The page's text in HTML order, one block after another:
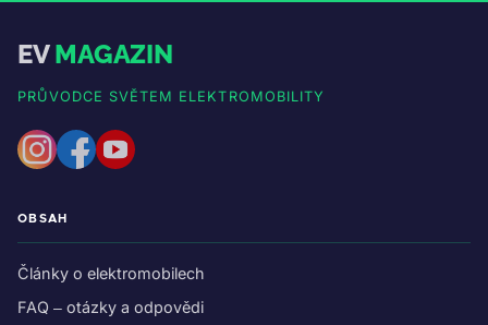
EVMAGAZIN
PRŮVODCE SVĚTEM ELEKTROMOBILITY
OBSAH
Články o elektromobilech
FAQ – otázky a odpovědi